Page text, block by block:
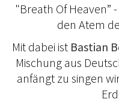
"Breath Of Heaven”
den Atem
Mit dabei ist Bastian
Mischung aus
anfängt zu singen